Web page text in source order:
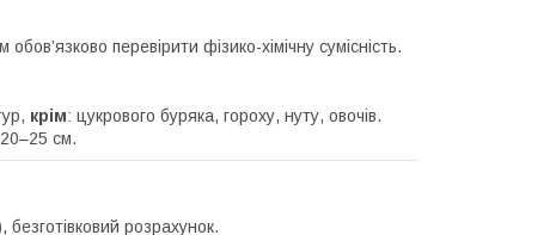
перевірити фізико-хімічну сумісність.
крім: цукрового буряка, гороху, нуту, овочів.
см.
розрахунок.